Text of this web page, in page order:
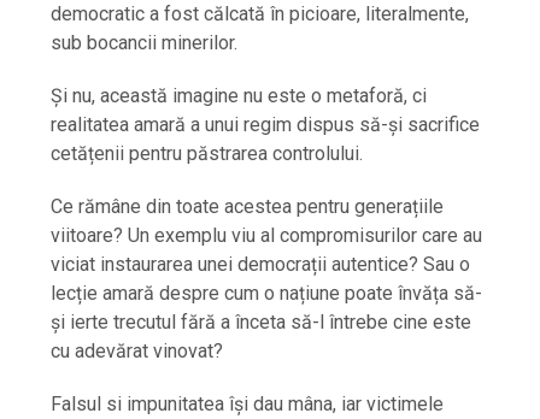
democratic a fost călcată în picioare, literalmente,
sub bocancii minerilor.
Și nu, această imagine nu este o metaforă, ci
realitatea amară a unui regim dispus să-și sacrifice
cetățenii pentru păstrarea controlului.
Ce rămâne din toate acestea pentru generațiile
viitoare? Un exemplu viu al compromisurilor care au
viciat instaurarea unei democrații autentice? Sau o
lecție amară despre cum o națiune poate învăța să-
și ierte trecutul fără a înceta să-l întrebe cine este
cu adevărat vinovat?
Falsul si impunitatea își dau mâna, iar victimele